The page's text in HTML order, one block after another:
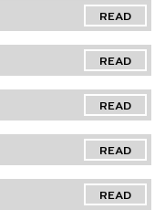
READ
READ
READ
READ
READ